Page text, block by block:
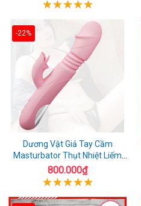
-22%
Dương Vật Giả Tay Cầm
Masturbator Thụt Nhiệt Liếm
Rung
800.000₫